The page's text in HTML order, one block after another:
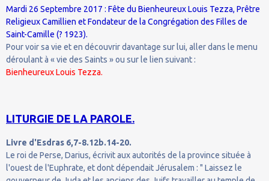
Mardi 26 Septembre 2017 : Fête du Bienheureux Louis Tezza, Prêtre
Religieux Camillien et Fondateur de la Congrégation des Filles de
Saint-Camille (? 1923).
Pour voir sa vie et en découvrir davantage sur lui, aller dans le menu
déroulant à « vie des Saints » ou sur le lien suivant :
Bienheureux Louis Tezza.
LITURGIE DE LA PAROLE.
Livre d'Esdras 6,7-8.12b.14-20.
Le roi de Perse, Darius, écrivit aux autorités de la province située à
l'ouest de l'Euphrate, et dont dépendait Jérusalem : " Laissez le